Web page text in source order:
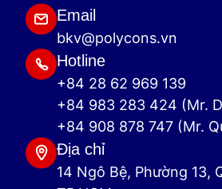
Email
bkv@polycons.vn
Hotline
+84 28 62 969 139
+84 983 283 424 (Mr.
+84 908 878 747 (Mr.
Địa chỉ
14 Ngô Bệ, Phường 13,